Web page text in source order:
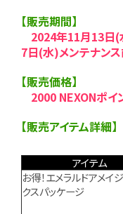
【販売期間】
2024年11月13日(
7日(水)メンテナン
【販売価格】
2000 NEXONポイ
【販売アイテム詳細】
アイテム
お得！エメラルドアメイ
クスパッケージ